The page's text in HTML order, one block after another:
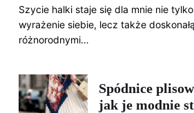
Szycie halki staje się dla mnie nie
wyrażenie siebie, lecz także
różnorodnymi…
Spódnice
jak je modnie